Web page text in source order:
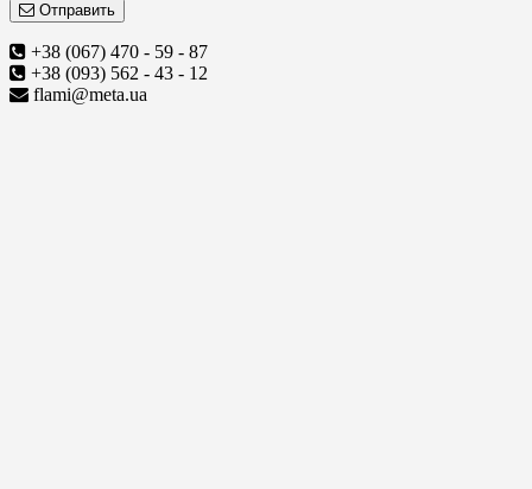
Отправить
+38 (067) 470 - 59 - 87
+38 (093) 562 - 43 - 12
flami@meta.ua